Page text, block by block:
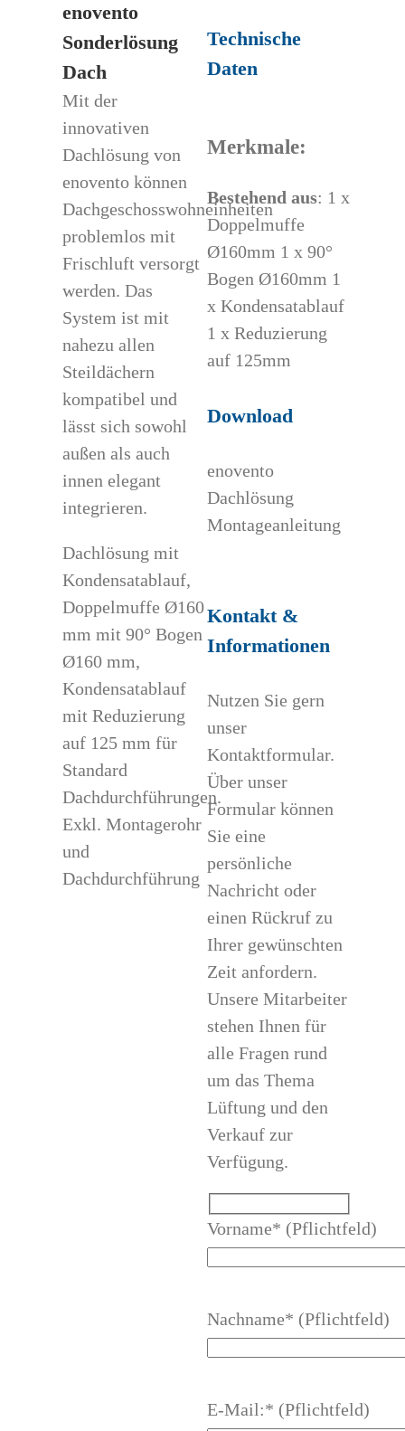
enovento
Sonderlösung
Dach
Mit der
innovativen
Dachlösung von
enovento können
Dachgeschosswohneinheiten
problemlos mit
Frischluft versorgt
werden. Das
System ist mit
nahezu allen
Steildächern
kompatibel und
lässt sich sowohl
außen als auch
innen elegant
integrieren.
Dachlösung mit
Kondensatablauf,
Doppelmuffe Ø160
mm mit 90° Bogen
Ø160 mm,
Kondensatablauf
mit Reduzierung
auf 125 mm für
Standard
Dachdurchführungen.
Exkl. Montagerohr
und
Dachdurchführung
Technische
Daten
Merkmale:
Bestehend aus: 1 x
Doppelmuffe
Ø160mm 1 x 90°
Bogen Ø160mm 1
x Kondensatablauf
1 x Reduzierung
auf 125mm
Download
enovento
Dachlösung
Montageanleitung
Kontakt &
Informationen
Nutzen Sie gern
unser
Kontaktformular.
Über unser
Formular können
Sie eine
persönliche
Nachricht oder
einen Rückruf zu
Ihrer gewünschten
Zeit anfordern.
Unsere Mitarbeiter
stehen Ihnen für
alle Fragen rund
um das Thema
Lüftung und den
Verkauf zur
Verfügung.
Vorname* (Pflichtfeld)
Nachname* (Pflichtfeld)
E-Mail:* (Pflichtfeld)